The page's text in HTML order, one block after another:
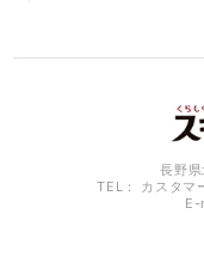
長野
TEL： カスタマ
E-